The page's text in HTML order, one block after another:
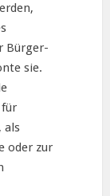
Bürger-
sie.
als
oder zur